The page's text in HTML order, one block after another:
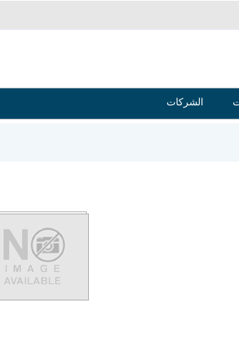
الشركات